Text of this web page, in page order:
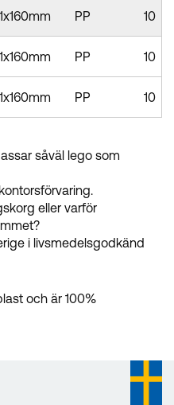
PP 10
PP 10
PP 10
såväl lego som
eller varför
i livsmedelsgodkänd
och är 100%